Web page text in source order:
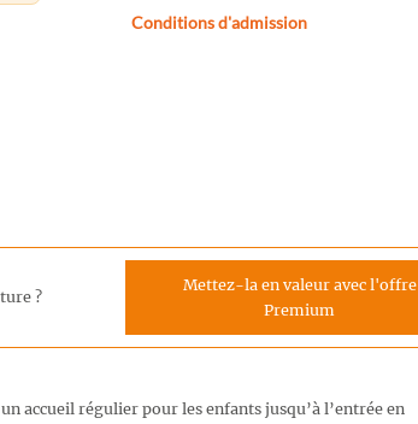
Conditions d'admission
?
Mettez-la en valeur avec l'offre
Premium
accueil régulier pour les enfants jusqu’à l’entrée en